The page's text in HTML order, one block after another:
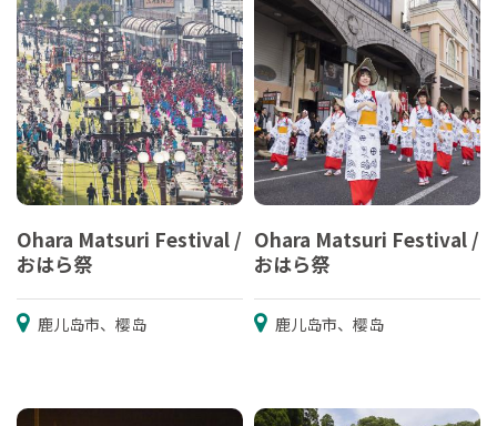
Ohara Matsuri Festival /
おはら祭
鹿儿岛市、樱岛
Ohara Matsuri Festival /
おはら祭
鹿儿岛市、樱岛